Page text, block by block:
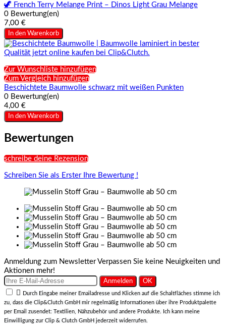
🦖 French Terry Melange Print – Dinos Light Grau Melange
0 Bewertung(en)
7,00 €
In den Warenkorb
Zur Wunschliste hinzufügen
Zum Vergleich hinzufügen
Beschichtete Baumwolle schwarz mit weißen Punkten
0 Bewertung(en)
4,00 €
In den Warenkorb
Bewertungen
schreibe deine Rezension
Schreiben Sie als Erster Ihre Bewertung !
Anmeldung zum Newsletter Verpassen Sie keine Neuigkeiten und
Aktionen mehr!

Durch Eingabe meiner Emailadresse und Klicken auf die Schaltfläches stimme ich
zu, dass die Clip&Clutch GmbH mir regelmäßig Informationen über ihre Produktpalette
per Email zusendet: Textilien, Nähzubehör und andere Produkte. Ich kann meine
Einwilligung zur Clip & Clutch GmbH jederzeit widerrufen.